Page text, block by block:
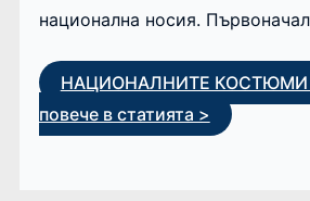
национална носия.
НАЦИОНАЛНИТЕ КОСТЮМИ
повече в статията >